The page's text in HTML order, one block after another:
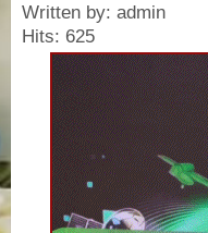
Written by: admin
Hits: 625